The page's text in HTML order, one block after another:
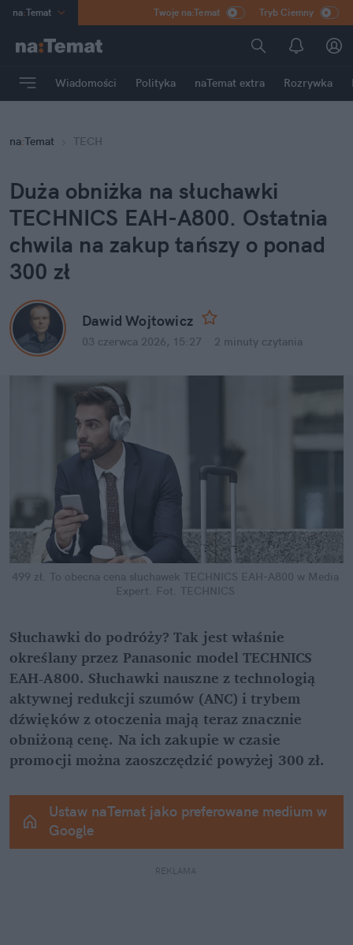
na:Temat
Poland
mama
Rozrywka
Twoje na:Temat Tryb Ciemny
Wiadomości Polityka naTemat extra Rozrywka
na:Temat TECH
Duża obniżka na słuchawki
TECHNICS EAH-A800. Ostatnia
chwila na zakup tańszy o ponad
300 zł
Dawid Wojtowicz
03 czerwca 2026, 15:27 2 minuty czytania
499 zł. To obecna cena słuchawek TECHNICS EAH-A800 w Media
Expert. Fot. TECHNICS
Słuchawki do podróży? Tak jest właśnie
określany przez Panasonic model TECHNICS
EAH-A800. Słuchawki nauszne z technologią
aktywnej redukcji szumów (ANC) i trybem
dźwięków z otoczenia mają teraz znacznie
obniżoną cenę. Na ich zakupie w czasie
promocji można zaoszczędzić powyżej 300 zł.
Ustaw naTemat jako preferowane medium w
Google
REKLAMA